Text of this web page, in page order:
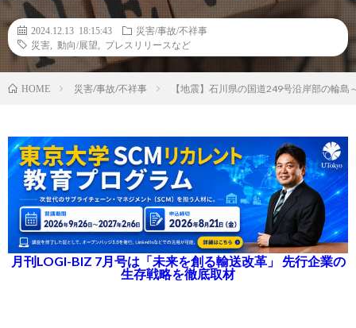
2024.12.13 18:15:43
災害/事故/不祥事
災害
動向/展望 プレスリリースなど
HOME 災害/事故/不祥事 【地震】石川県の国道249号沿岸部の輪
月刊LOGI-BIZ 7月号は「未来を創る輸送改革」 先行企業の
生存戦略を徹底取材